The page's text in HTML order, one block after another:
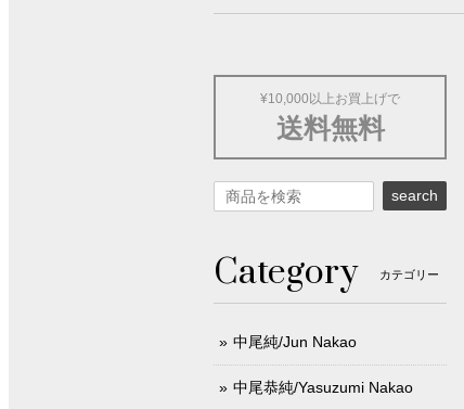
¥10,000以上お買上げで
送料無料
search
Category カテゴリー
中尾純/Jun Nakao
中尾恭純/Yasuzumi Nakao